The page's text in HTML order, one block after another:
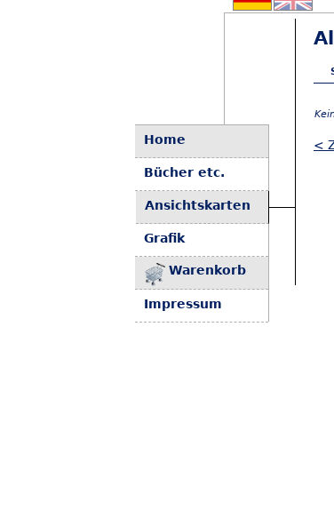
Home
Bücher etc.
Ansichtskarten
Grafik
Warenkorb
Impressum
<